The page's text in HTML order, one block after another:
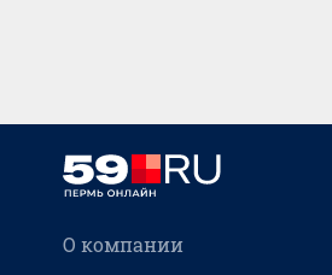
О компании